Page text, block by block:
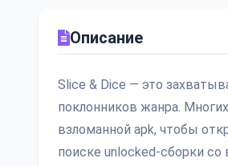
Описание
Slice & Dice — это
поклонников жанра.
взломанной apk, чтобы
поиске unlocked-сборки